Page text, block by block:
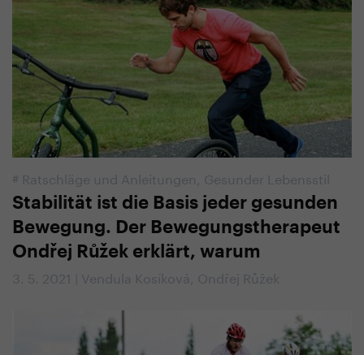
# Ratschläge und Anleitungen Gesunder Lebensstil
Stabilität ist die Basis jeder gesunden
Bewegung. Der Bewegungstherapeut
Ondřej Růžek erklärt, warum
3. 5. 2021 | Vendula Kosíková, Ondřej Růžek